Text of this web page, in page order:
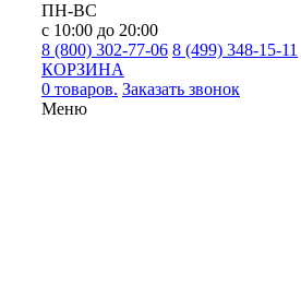
ПН-ВС
с 10:00 до 20:00
8 (800) 302-77-06 8 (499) 348-15-11
КОРЗИНА
0 товаров. Заказать звонок
Меню